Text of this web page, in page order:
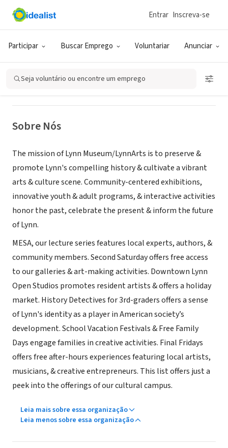
Participar Buscar Emprego Voluntariar Anunciar
Entrar Inscreva-se
Seja voluntário ou encontre um emprego
ONG (SETOR SOCIAL)
Lynn Museum
Sobre Nós
The mission of Lynn Museum/LynnArts is to preserve &
promote Lynn's compelling history & cultivate a vibrant
arts & culture scene. Community-centered exhibitions,
innovative youth & adult programs, & interactive activities
honor the past, celebrate the present & inform the future
of Lynn.
MESA, our lecture series features local experts, authors, &
community members. Second Saturday offers free access
to our galleries & art-making activities. Downtown Lynn
Open Studios promotes resident artists & offers a holiday
market. History Detectives for 3rd-graders offers a sense
of Lynn's identity as a player in American society’s
development. School Vacation Festivals & Free Family
Days engage families in creative activities. Final Fridays
offers free after-hours experiences featuring local artists,
musicians, & creative entrepreneurs. This list offers just a
peek into the offerings of our cultural campus.
Leia mais sobre essa organização
Leia menos sobre essa organização